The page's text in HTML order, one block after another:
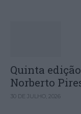
Quinta
Norberto
30 DE JULHO, 2026